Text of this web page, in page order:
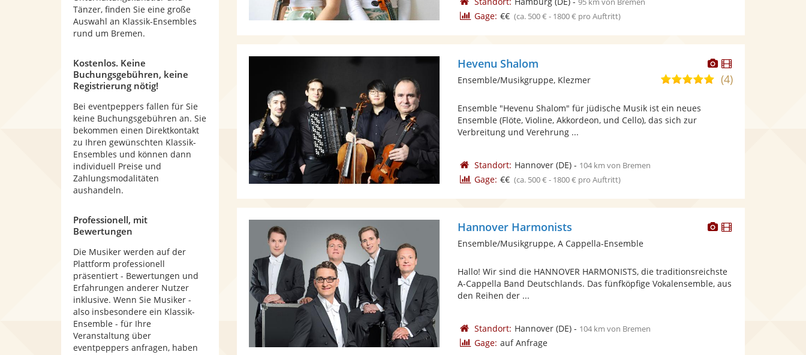
95 km von Bremen
Gage: €€ (ca. 500 € - 1800 € pro Auftritt)
Dieser
Künstler
stellt
Dieser
Künstler
Hevenu Shalom
5,0(4)
Ensemble/Musikgruppe, Klezmer
Ensemble "Hevenu Shalom" für jüdische Musik ist ein neues
Ensemble (Flöte, Violine, Akkordeon, und Cello), das sich zur
Verbreitung und Verehrung ...
Standort: Hannover(DE)- 104 km von Bremen
Gage: €€ (ca. 500 € - 1800 € pro Auftritt)
Dieser
bereit.
Dieser
Hannover Harmonists
Ensemble/Musikgruppe, A Cappella-Ensemble
Hallo! Wir sind die HANNOVER HARMONISTS, die traditionsreichste
A-Cappella Band Deutschlands. Das fünfköpfige Vokalensemble, aus
den Reihen der ...
Standort: Hannover(DE)- 104 km von Bremen
Gage: auf Anfrage
Tänzer, finden Sie eine große
Auswahl an Klassik-Ensembles
rund um Bremen.
Kostenlos. Keine
Buchungsgebühren, keine
Registrierung nötig!
Bei eventpeppers fallen für Sie
keine Buchungsgebühren an. Sie
bekommen einen Direktkontakt
zu Ihren gewünschten Klassik-
Ensembles und können dann
individuell Preise und
Zahlungsmodalitäten
aushandeln.
Professionell, mit
Bewertungen
Die Musiker werden auf der
Plattform professionell
präsentiert - Bewertungen und
Erfahrungen anderer Nutzer
inklusive. Wenn Sie Musiker -
also insbesondere ein Klassik-
Ensemble - für Ihre
Veranstaltung über
eventpeppers anfragen, haben